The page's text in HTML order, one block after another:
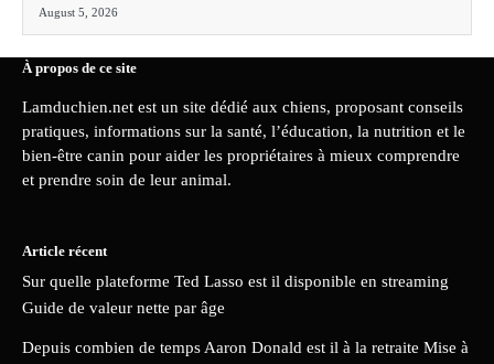
August 5, 2026
À propos de ce site
Lamduchien.net est un site dédié aux chiens, proposant conseils
pratiques, informations sur la santé, l’éducation, la nutrition et le
bien-être canin pour aider les propriétaires à mieux comprendre
et prendre soin de leur animal.
Article récent
Sur quelle plateforme Ted Lasso est il disponible en streaming
Guide de valeur nette par âge
Depuis combien de temps Aaron Donald est il à la retraite Mise à